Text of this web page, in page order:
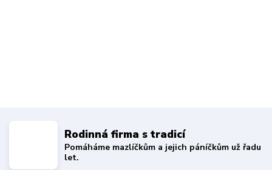
Rodinná firma s tradicí
Pomáháme mazlíčkům a jejich páníčkům už řadu
let.